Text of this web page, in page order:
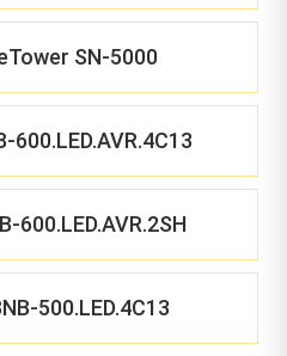
SN-5000
600.LED.AVR.4C13
600.LED.AVR.2SH
500.LED.4C13